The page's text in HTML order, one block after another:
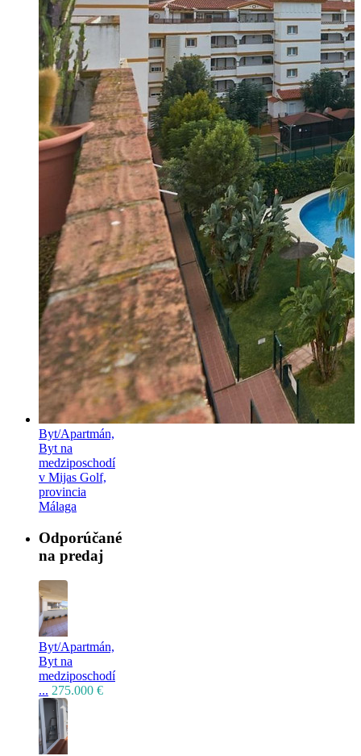
Byt/Apartmán,
Byt na
medziposchodí
v Mijas Golf,
provincia
Málaga
Odporúčané
na predaj
Byt/Apartmán,
Byt na
medziposchodí
... 275.000 €